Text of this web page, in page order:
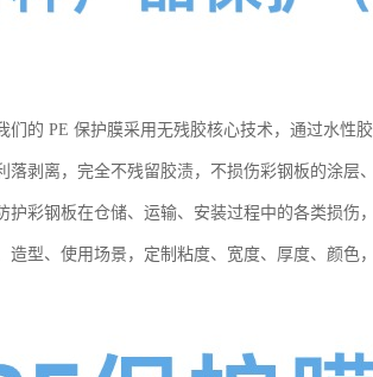
们的 PE 保护膜采用无残胶核心技术，通过水性
落剥离，完全不残留胶渍，不损伤彩钢板的涂层
护彩钢板在仓储、运输、安装过程中的各类损伤
造型、使用场景，定制粘度、宽度、厚度、颜色